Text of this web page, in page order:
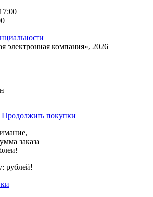
электронная компания», 2026
Продолжить покупки
заказа
рублей!